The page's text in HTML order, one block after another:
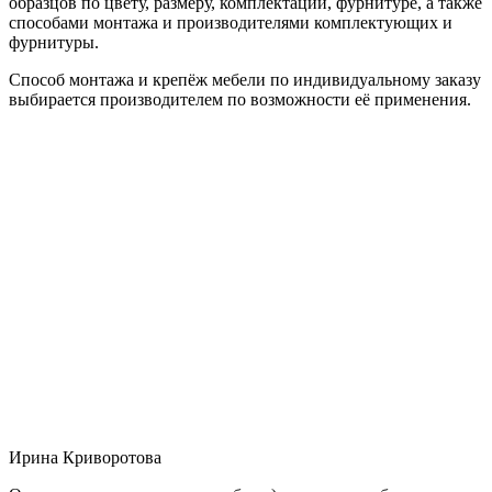
способами монтажа и производителями комплектующих и
фурнитуры.
Способ монтажа и крепёж мебели по индивидуальному заказу
выбирается производителем по возможности её применения.
Ирина Криворотова